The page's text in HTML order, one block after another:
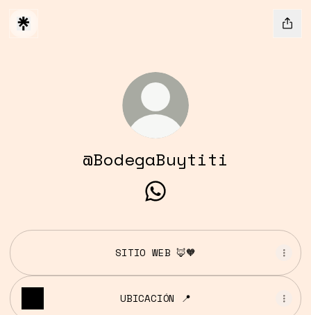
@BodegaBuytiti
@BodegaBuytiti
SITIO WEB 🦊🧡
UBICACIÓN 📍